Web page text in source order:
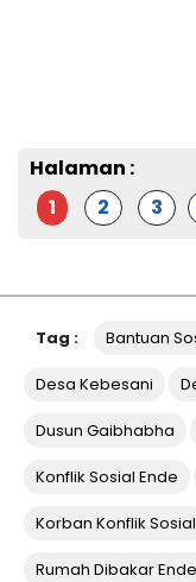
Halaman :
1
2 3
Tag : Bantuan
Desa Kebesani
Dusun Gaibhabha
Konflik Sosial Ende
Korban Konflik Sosial
Rumah Dibakar Ende